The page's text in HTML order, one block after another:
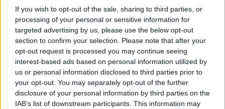
If you wish to opt-out of the sale, sharing to third parties, or
processing of your personal or sensitive information for
targeted advertising by us, please use the below opt-out
section to confirm your selection. Please note that after your
opt-out request is processed you may continue seeing
interest-based ads based on personal information utilized by
us or personal information disclosed to third parties prior to
your opt-out. You may separately opt-out of the further
disclosure of your personal information by third parties on the
IAB’s list of downstream participants. This information may
Frankfurter Allgemeine Zeitungnak, hogy
Magyarország a költségvetés gatyába rázásában
milyen példamutató ország? S mivel is támasztotta
ezt alá? Aszongya, nyugdíjcsökkentés, áfa-emelés,
nyugdíjkorhatár-emelés, kiadáslefaragás.…
A béka, a kondér víz és a lassú tűz
Pollack•2010. október 27.